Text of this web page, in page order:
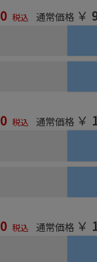
税込 通常価格 ￥
税込 通常価格 ￥
税込 通常価格 ￥